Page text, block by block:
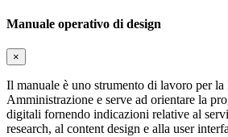
Manuale operativo di design
×
Il manuale è uno strumento di lavoro per la
Amministrazione e serve ad orientare la
digitali fornendo indicazioni relative al
research, al content design e alla user